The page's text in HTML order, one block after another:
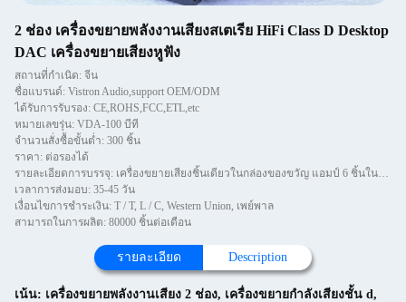
2 ช่อง เครื่องขยายพลังงานเสียงสเตเรีย HiFi Class D Desktop
DAC เครื่องขยายเสียงหูฟัง
สถานที่กำเนิด: จีน
ชื่อแบรนด์: Vistron Audio,support OEM/ODM
ได้รับการรับรอง: CE,ROHS,FCC,ETL,etc
หมายเลขรุ่น: VDA-100 บีที
จำนวนสั่งซื้อขั้นต่ำ: 300 ชิ้น
ราคา: ต่อรองได้
รายละเอียดการบรรจุ: เครื่องขยายเสียงชิ้นเดียวในกล่องของขวัญ แอมป์ 6 ชิ้นในกล่อง
เวลาการส่งมอบ: 35-45 วัน
เงื่อนไขการชำระเงิน: T / T, L / C, Western Union, เพย์พาล
สามารถในการผลิต: 80000 ชิ้นต่อเดือน
รายละเอียด Description
เน้น: เครื่องขยายพลังงานเสียง 2 ช่อง, เครื่องขยายกําลังเสียงชั้น d,